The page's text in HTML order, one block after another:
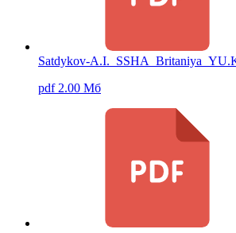
Satdykov-
pdf 2.00 Мб